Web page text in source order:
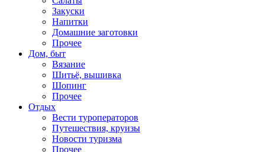
Закуски
Напитки
Домашние заготовки
Прочее
Дом, быт
Вязание
Шитьё, вышивка
Шопинг
Прочее
Отдых
Вести туроператоров
Путешествия, круизы
Новости туризма
Прочее